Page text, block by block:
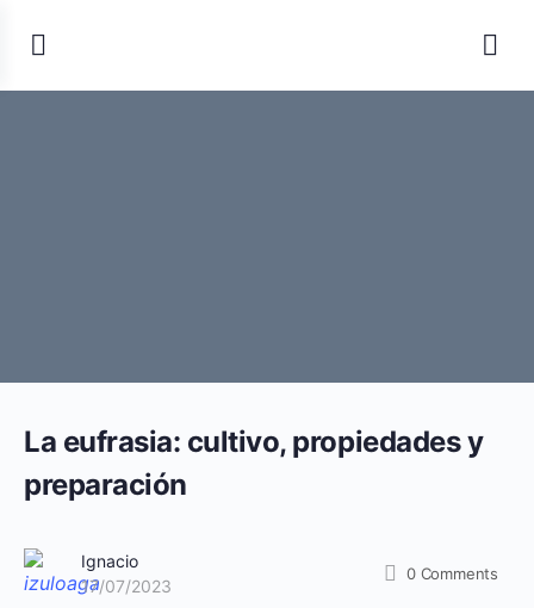
La eufrasia: cultivo, propiedades y
preparación
Ignacio
17/07/2023
0 Comments